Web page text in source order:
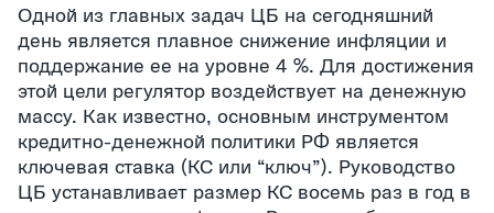
Одной из главных задач ЦБ на сегодняшний
день является плавное снижение инфляции и
поддержание ее на уровне 4 %. Для достижения
этой цели регулятор воздействует на денежную
массу. Как известно, основным инструментом
кредитно-денежной политики РФ является
ключевая ставка (КС или “ключ”). Руководство
ЦБ устанавливает размер КС восемь раз в год в